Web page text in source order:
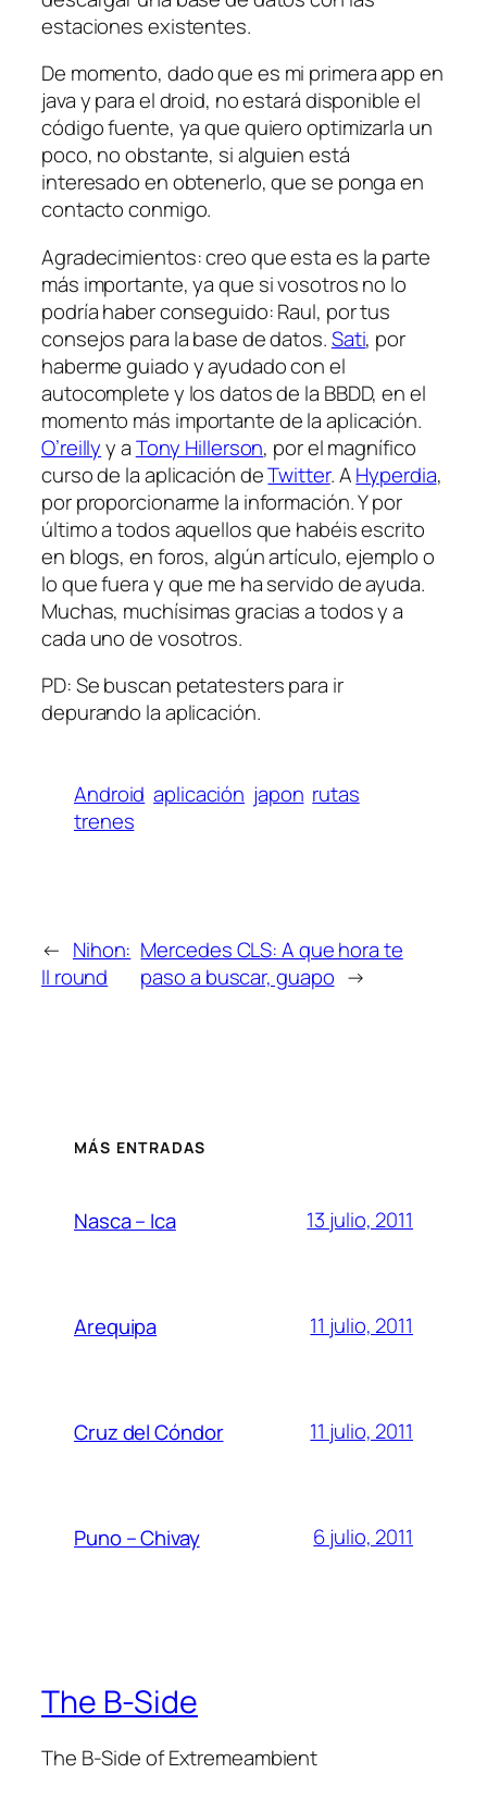
estaciones existentes.
De momento, dado que es mi primera app en
java y para el droid, no estará disponible el
código fuente, ya que quiero optimizarla un
poco, no obstante, si alguien está
interesado en obtenerlo, que se ponga en
contacto conmigo.
Agradecimientos: creo que esta es la parte
más importante, ya que si vosotros no lo
podría haber conseguido: Raul, por tus
consejos para la base de datos.Sati, por
haberme guiado y ayudado con el
autocomplete y los datos de la BBDD, en el
momento más importante de la aplicación.
O’reillyy aTony Hillerson, por el magnífico
curso de la aplicación deTwitter. AHyperdia,
por proporcionarme la información. Y por
último a todos aquellos que habéis escrito
en blogs, en foros, algún artículo, ejemplo o
lo que fuera y que me ha servido de ayuda.
Muchas, muchísimas gracias a todos y a
cada uno de vosotros.
PD: Se buscan petatesters para ir
depurando la aplicación.
Android aplicación japon rutas
trenes
← Nihon:
II round
Mercedes CLS: A que hora te
paso a buscar, guapo →
MÁS ENTRADAS
Nasca – Ica 13 julio, 2011
Arequipa 11 julio, 2011
Cruz del Cóndor 11 julio, 2011
Puno – Chivay 6 julio, 2011
The B-Side
The B-Side of Extremeambient